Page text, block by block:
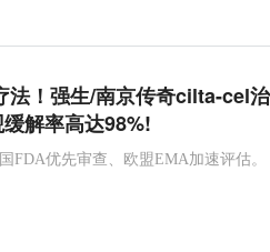
法！强生/南京传奇cilta-cel
解率高达98%!
FDA优先审查、欧盟EMA加速评估。